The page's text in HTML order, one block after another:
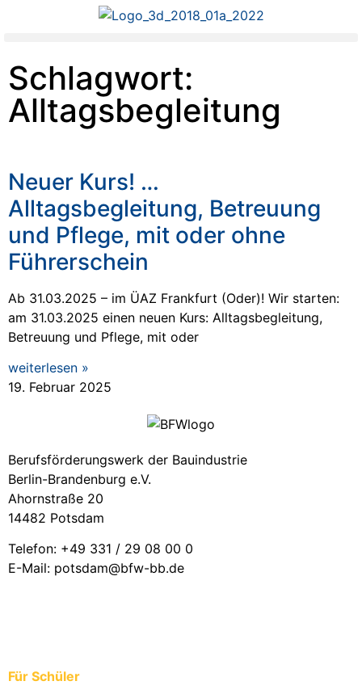
Schlagwort:
Alltagsbegleitung
Neuer Kurs! …
Alltagsbegleitung, Betreuung
und Pflege, mit oder ohne
Führerschein
Ab 31.03.2025 – im ÜAZ Frankfurt (Oder)! Wir starten:
am 31.03.2025 einen neuen Kurs: Alltagsbegleitung,
Betreuung und Pflege, mit oder
weiterlesen »
19. Februar 2025
Berufsförderungswerk der Bauindustrie
Berlin-Brandenburg e.V.
Ahornstraße 20
14482 Potsdam
Telefon: +49 331 / 29 08 00 0
E-Mail: potsdam@bfw-bb.de
Für Schüler